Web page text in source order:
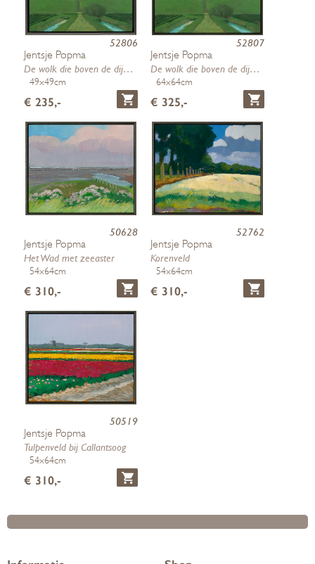
52806
Jentsje Popma
De wolk die boven de dijk versche…
49x49cm
€ 235,-
52807
Jentsje Popma
De wolk die boven de dijk versche…
64x64cm
€ 325,-
50628
Jentsje Popma
Het Wad met zeeaster
54x64cm
€ 310,-
52762
Jentsje Popma
Korenveld
54x64cm
€ 310,-
50519
Jentsje Popma
Tulpenveld bij Callantsoog
54x64cm
€ 310,-